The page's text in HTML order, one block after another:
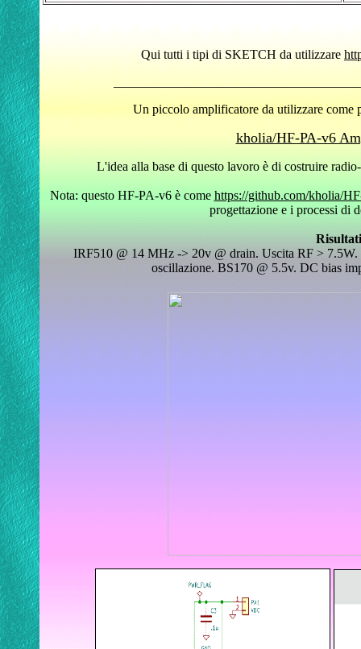
Qui tutti i tipi di SKETCH da utilizzare
Un piccolo amplificatore da utilizzare come
kholia/HF-PA-v6
L'idea alla base di questo lavoro è di costruire
Nota: questo HF-PA-v6 è come https://github.com/kholia/
progettazione e i processi di
Risultati
IRF510 @ 14 MHz -> 20v @ drain. Uscita RF > 7.5W.
oscillazione. BS170 @ 5.5v. DC bias